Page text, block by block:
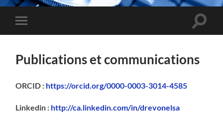
Toggle
mobile
Toggle
Publications et communications
ORCID : https://orcid.org/0000-0003-3014-4585
Linkedin : http://ca.linkedin.com/in/drevonelsa